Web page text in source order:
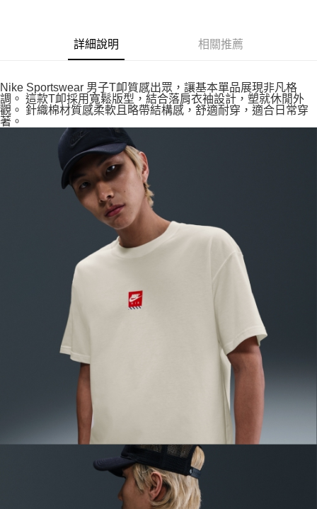
詳細說明 相關推薦
Nike Sportswear 男子T卹質感出眾，讓基本單品展現非凡格
調。 這款T卹採用寬鬆版型，結合落肩衣袖設計，塑就休閒外
觀。 針織棉材質感柔軟且略帶結構感，舒適耐穿，適合日常穿
著。